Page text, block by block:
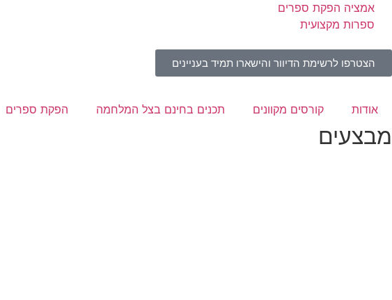
אמציה הפקת ספרים
ספרות מקצועית
הצטרפו לרשימת הדיוור והישארו תמיד בעניינים
אודות קורסים מקוונים תכנים בחינם בצל המלחמה הפקת ספרים
מבצעים